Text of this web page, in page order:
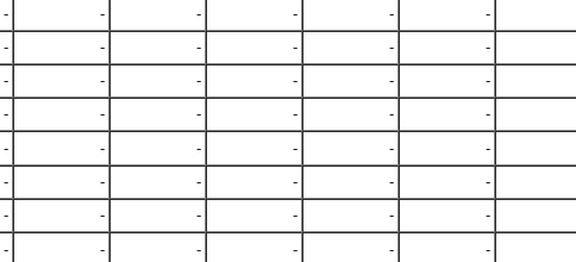
- - - - -
-
- - - - -
-
- - - - -
-
- - - - -
-
- - - - -
-
- - - - -
-
- - - - -
-
- - - - -
-